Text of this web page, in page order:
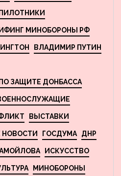
МИНОБОРОНЫ РФ
ВЛАДИМИР ПУТИН
ЗАЩИТЕ ДОНБАССА
ВЫСТАВКИ
НОВОСТИ ГОСДУМА ДНР
ИСКУССТВО
МИНОБОРОНЫ